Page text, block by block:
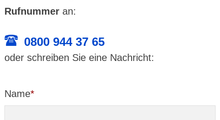
Rufnummeran:
0800 944 37 65
oder schrei­ben Sie eine Nach­richt:
Name*